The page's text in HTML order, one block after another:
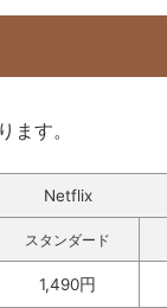
す。
Netflix
スタンダード
1,490円